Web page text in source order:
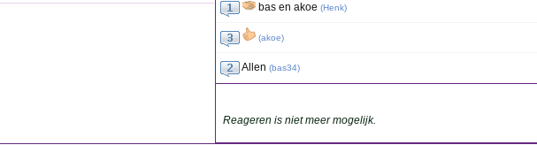
bas en akoe (Henk)
(akoe)
Allen (bas34)
Reageren is niet meer mogelijk.